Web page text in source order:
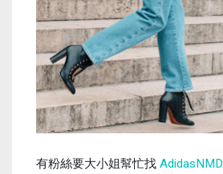
有粉絲要大小姐幫忙找 AdidasNMD